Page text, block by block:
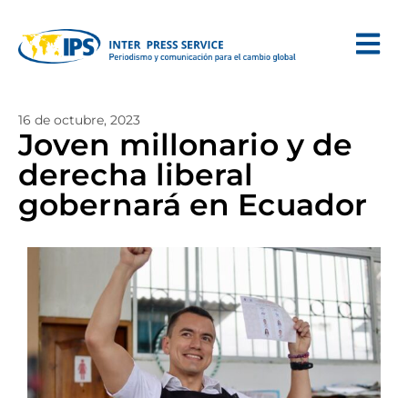
16 de octubre, 2023
Joven millonario y de
derecha liberal
gobernará en Ecuador